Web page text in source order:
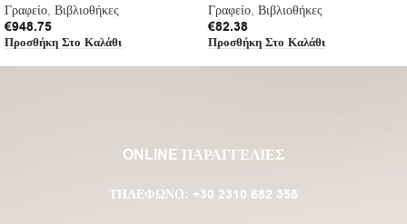
Γραφείο, Βιβλιοθήκες
€948.75
Προσθήκη Στο Καλάθι
Γραφείο, Βιβλιοθήκες
€82.38
Προσθήκη Στο Καλάθι
ONLINE ΠΑΡΑΓΓΕΛΙΕΣ
ΤΗΛΈΦΩΝΟ: +30 2310 682 358